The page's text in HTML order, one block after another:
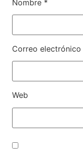
Nombre *
Correo electrónico
Web